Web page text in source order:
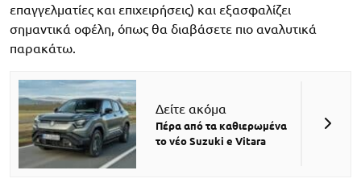
επαγγελματίες και επιχειρήσεις) και εξασφαλίζει
σημαντικά οφέλη, όπως θα διαβάσετε πιο αναλυτικά
παρακάτω.
Δείτε ακόμα
Πέρα από τα καθιερωμένα
το νέο Suzuki e Vitara